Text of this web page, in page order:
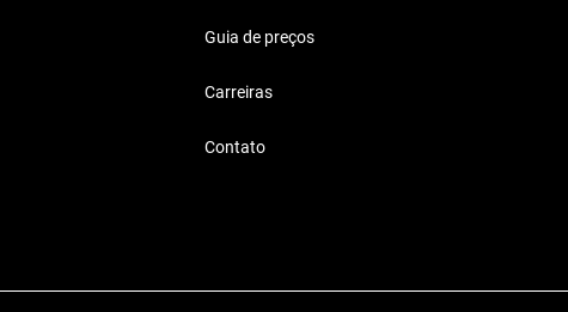
Mil Reais
se adequam perfeitamente a
Guia de preços
Carreiras
Contato